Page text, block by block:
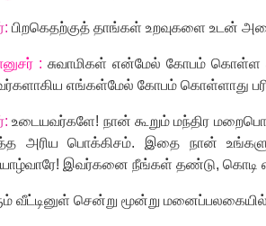
பிறகெதற்குத் தாங்கள் உறவுகளை உடன்
: சுவாமிகள் என்மேல் கோபம் கொள்ள
எங்கள்மேல் கோபம் கொள்ளாது
உடையவர்களே! நான் கூறும் மந்திர
அரிய பொக்கிசம். இதை நான்
இவர்கனை நீங்கள் தண்டு, கொடி
வீட்டினுள் சென்று மூன்று